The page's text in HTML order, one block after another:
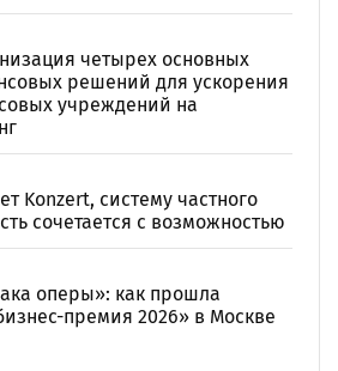
четырех основных
решений для ускорения
учреждений на
Konzert, систему частного
сочетается с возможностью
оперы»: как прошла
премия 2026» в Москве